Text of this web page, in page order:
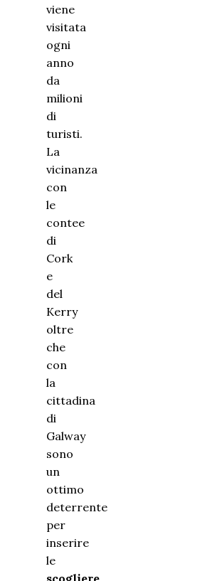
viene
visitata
ogni
anno
da
milioni
di
turisti.
La
vicinanza
con
le
contee
di
Cork
e
del
Kerry
oltre
che
con
la
cittadina
di
Galway
sono
un
ottimo
deterrente
per
inserire
le